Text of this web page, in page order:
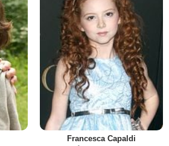
Francesca Capaldi